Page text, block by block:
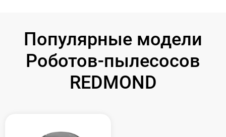
Популярные модели
Роботов-пылесосов
REDMOND